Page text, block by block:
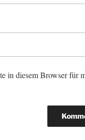
in diesem Browser für